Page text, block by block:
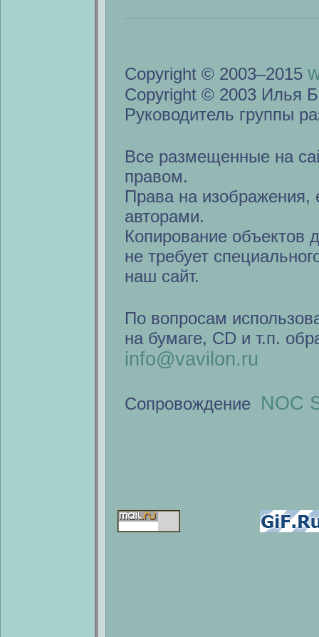
Copyright © 2003–2015
Copyright © 2003 Илья
Руководитель группы
Все размещенные на
правом.
Права на изображения,
авторами.
Копирование объектов
не требует
наш сайт.
По вопросам
на бумаге, CD и т.п.
info@vavilon.ru
Сопровождение NOC